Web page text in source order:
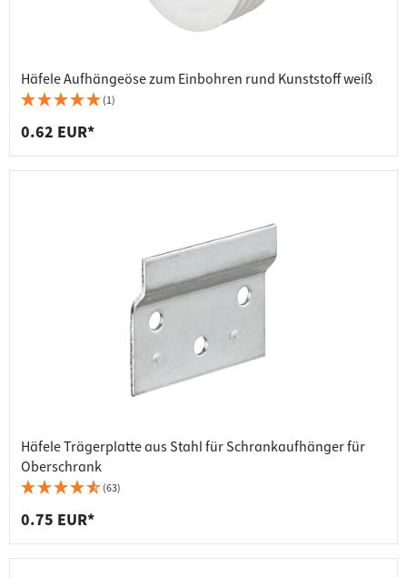
Häfele Aufhängeöse zum Einbohren rund Kunststoff weiß
(1)
0.62 EUR*
Häfele Trägerplatte aus Stahl für Schrankaufhänger für
Oberschrank
(63)
0.75 EUR*